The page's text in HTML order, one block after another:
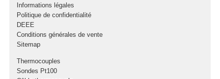
Informations légales
Politique de confidentialité
DEEE
Conditions générales de vente
Sitemap
Thermocouples
Sondes Pt100